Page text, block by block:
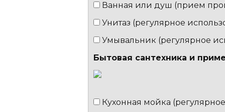
Ванная или душ (прием
Унитаз (регулярное
Умывальник (регулярное
Бытовая сантехника и
Кухонная мойка